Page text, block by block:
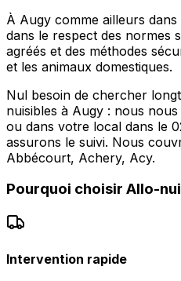
À Augy comme ailleurs
dans le respect des normes
agréés et des méthodes
et les animaux domestiques.
Nul besoin de chercher
nuisibles à Augy : nous
ou dans votre local dans le
assurons le suivi. Nous
Abbécourt, Achery, Acy.
Pourquoi choisir Allo-
Intervention rapide